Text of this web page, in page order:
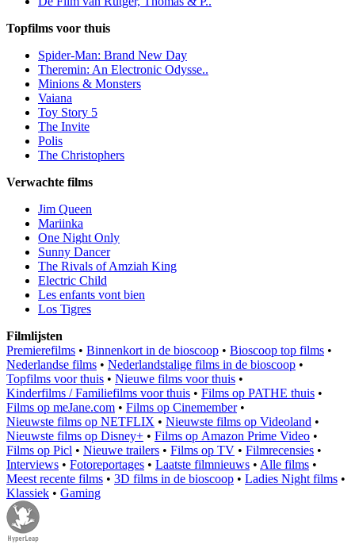
Topfilms voor thuis
Spider-Man: Brand New Day
Theremin: An Electronic Odysse..
Minions & Monsters
Vaiana
Toy Story 5
The Invite
Polis
The Christophers
Verwachte films
Jim Queen
Mariinka
One Night Only
Sunny Dancer
The Rivals of Amziah King
Electric Child
Les enfants vont bien
Los Tigres
Filmlijsten
Premierefilms • Binnenkort in de bioscoop • Bioscoop top films •
Nederlandse films • Nederlandstalige films in de bioscoop •
Topfilms voor thuis • Nieuwe films voor thuis •
Kinderfilms / Familiefilms voor thuis • Films op PATHE thuis •
Films op meJane.com • Films op Cinemember•
Nieuwste films op NETFLIX • Nieuwste films op Videoland •
Nieuwste films op Disney+ • Films op Amazon Prime Video •
Films op Picl • Nieuwe trailers • Films op TV • Filmrecensies •
Interviews • Fotoreportages • Laatste filmnieuws • Alle films •
Meest recente films • 3D films in de bioscoop • Ladies Night films •
Klassiek • Gaming